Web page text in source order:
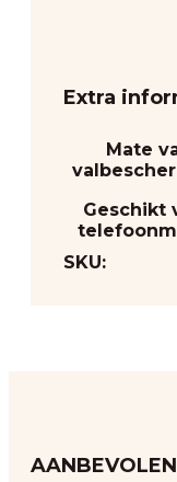
Extra
Mate
Geschikt
SKU: